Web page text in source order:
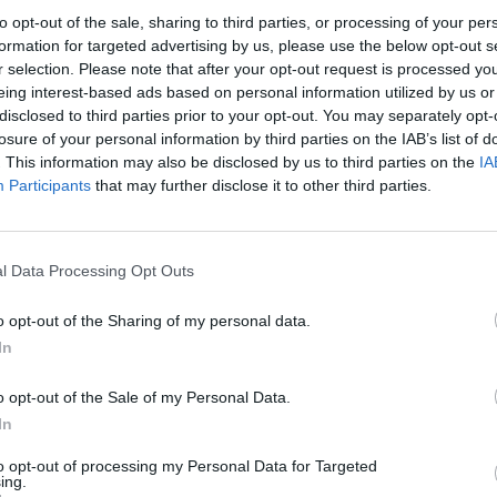
opt-out of the sale, sharing to third parties, or processing of your
for targeted advertising by us, please use the below opt-out
selection. Please note that after your opt-out request is processed
interest-based ads based on personal information utilized by us
to third parties prior to your opt-out. You may separately
of your personal information by third parties on the IAB’s list of
This information may also be disclosed by us to third parties on the
Participants that may further disclose it to other third parties.
Data Processing Opt Outs
opt-out of the Sharing of my personal data.
opt-out of the Sale of my Personal Data.
opt-out of processing my Personal Data for Targeted
už mėgstamą
mokėti žymiai daugiau
diena
restoranai neprivalės veltui
vandens iš čiaupo
Žinios | Lietuvos diena
00:14:38
apie atsidarančias
nelogiškus
Šiltą savaitgalį lietuviai
uždarytų kavinių lauko staliukus:
00:02:54
sako, kad baigėsi
tad laiko laukti nebėra –
šiltajam sezonui
Verslas
R. Šimašius viliasi, kad kavinės
Žinios